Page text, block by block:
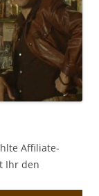
Affiliate-
Ihr den